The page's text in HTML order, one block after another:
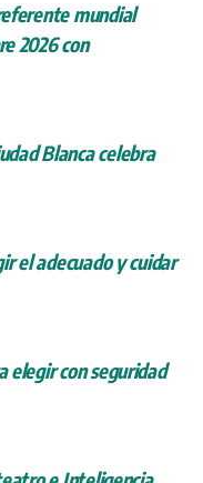
mundial
2026 con
Blanca celebra
el adecuado y cuidar
elegir con seguridad